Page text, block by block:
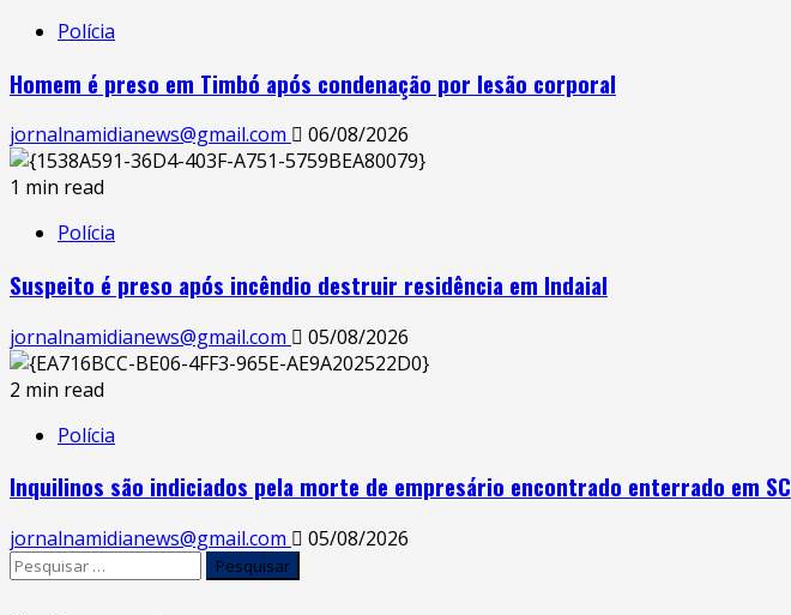
Polícia
Homem é preso em Timbó após condenação por lesão corporal
jornalnamidianews@gmail.com
06/08/2026
1 min read
Polícia
Suspeito é preso após incêndio destruir residência em Indaial
jornalnamidianews@gmail.com
05/08/2026
2 min read
Polícia
Inquilinos são indiciados pela morte de empresário encontrado enterrado em SC
jornalnamidianews@gmail.com 05/08/2026